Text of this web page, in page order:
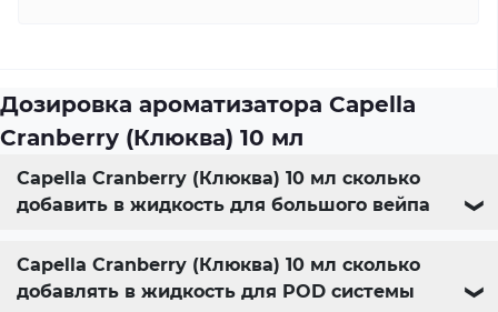
Дозировка ароматизатора Capella
Cranberry (Клюква) 10 мл
Capella Cranberry (Клюква) 10 мл сколько
добавить в жидкость для большого вейпа
❯
Capella Cranberry (Клюква) 10 мл сколько
добавлять в жидкость для POD системы
❯